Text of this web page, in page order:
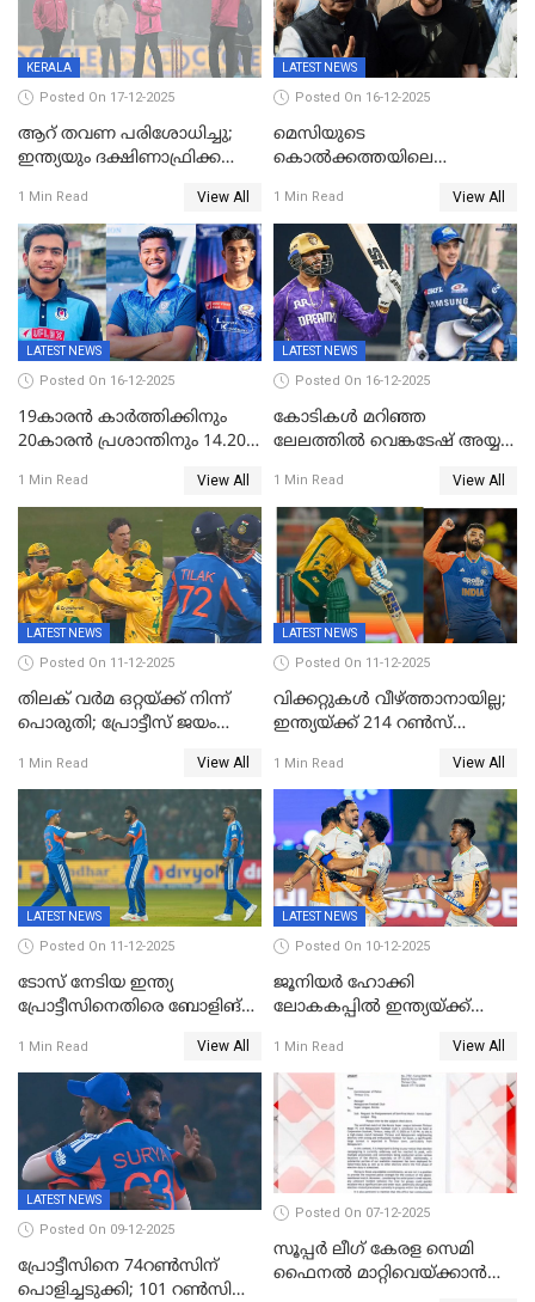
KERALA
Posted On 17-12-2025
ആറ് തവണ പരിശോധിച്ചു;
ഇന്ത്യയും ദക്ഷിണാഫ്രിക്കയും
ഉപേക്ഷിച്ചു
1 Min Read View All
LATEST NEWS
Posted On 16-12-2025
മെസിയുടെ
കൊൽക്കത്തയിലെ
സംഘർഷം: കായിക മന്ത്രി
അരൂപ് ബിശ്വാസ് രാജിവച്ചു
1 Min Read View All
LATEST NEWS
Posted On 16-12-2025
19കാരൻ കാർത്തിക്കിനും
20കാരൻ പ്രശാന്തിനും 14.20
കോടിക്ക് ഡൽഹിയിൽ;
മലയാളി താരം വിഘ്നേഷ്
പുത്തുർ രാജസ്ഥാനിൽ
1 Min Read View All
LATEST NEWS
Posted On 16-12-2025
കോടികൾ മറിഞ്ഞ
ലേലത്തിൽ വെങ്കടേഷ് അയ്യര്‍
ബംഗളൂരുവില്‍; ക്വിന്റണ്‍ ഡി
കോക്ക് മുംബൈ
ഇന്ത്യന്‍സില്‍; 25കോടിക്ക്
കാമറൂൺ ഗ്രീൻ
കൊൽക്കത്തയിൽ
1 Min Read View All
LATEST NEWS
Posted On 11-12-2025
തിലക് വർമ ഒറ്റയ്ക്ക് നിന്ന്
പൊരുതി; പ്രോട്ടീസ് ജയം
1 Min Read View All
LATEST NEWS
Posted On 11-12-2025
വിക്കറ്റുകൾ വീഴ്ത്താനായില്ല;
ഇന്ത്യയ്ക്ക് 214 റൺസ്
ഡികോക്ക് കസറി
1 Min Read View All
LATEST NEWS
Posted On 11-12-2025
ടോസ് നേടിയ ഇന്ത്യ
പ്രോട്ടീസിനെതിരെ ബോളിങ്
1 Min Read View All
LATEST NEWS
Posted On 10-12-2025
ജൂനിയര്‍ ഹോക്കി
ലോകകപ്പിൽ ഇന്ത്യയ്ക്ക്
1 Min Read View All
LATEST NEWS
Posted On 09-12-2025
പ്രോട്ടീസിനെ 74റൺസിന്‌
പൊളിച്ചടുക്കി; 101 റൺസിന്റെ
Posted On 07-12-2025
സൂപ്പർ ലീഗ് കേരള സെമി
ഫൈനൽ മാറ്റിവെയ്ക്കാൻ